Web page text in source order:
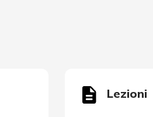
Lezioni